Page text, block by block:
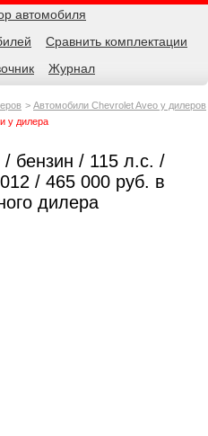
автомобиля
Сравнить комплектации
Журнал
Автомобили Chevrolet Aveo у дилеров
у дилера
бензин / 115 л.с. /
/ 465 000 руб. в
дилера